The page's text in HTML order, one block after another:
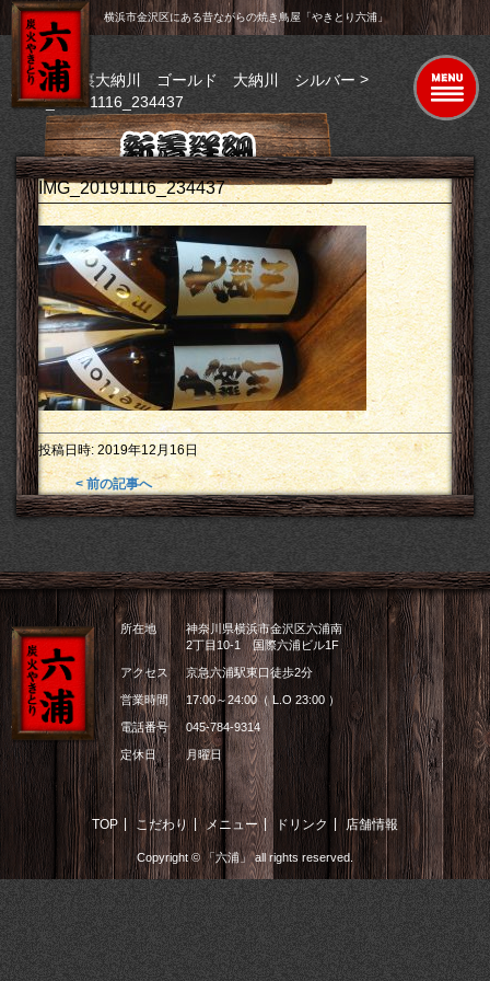
横浜市金沢区にある昔ながらの焼き鳥屋「やきとり六浦」
トップ> 裏大納川 ゴールド 大納川 シルバー >
IMG_20191116_234437
IMG_20191116_234437
投稿日時:2019年12月16日
< 前の記事へ
所在地
神奈川県横浜市金沢区六浦南
2丁目10-1 国際六浦ビル1F
アクセス 京急六浦駅東口徒歩2分
営業時間 17:00～24:00（ L.O 23:00 ）
電話番号 045-784-9314
定休日 月曜日
TOP こだわり メニュー | ドリンク 店舗情報
Copyright © 「六浦」 all rights reserved.